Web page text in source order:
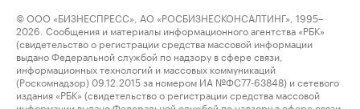
© ООО «БИЗНЕСПРЕСС», АО «РОСБИЗНЕСКОНСАЛТИНГ», 1995–
2026. Сообщения и материалы информационного агентства «РБК»
(свидетельство о регистрации средства массовой информации
выдано Федеральной службой по надзору в сфере связи,
информационных технологий и массовых коммуникаций
(Роскомнадзор) 09.12.2015 за номером ИА №ФС77-63848) и сетевого
издания «РБК» (свидетельство о регистрации средства массовой